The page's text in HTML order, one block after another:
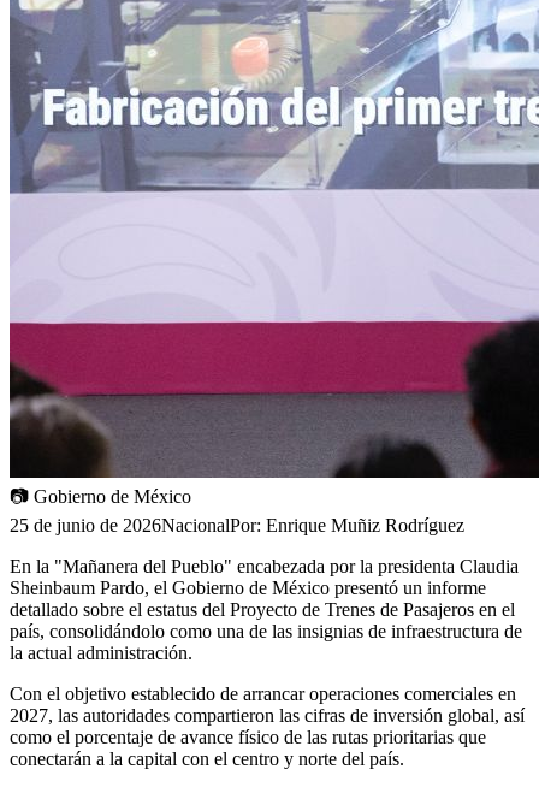
📷 Gobierno de México
25 de junio de 2026NacionalPor: Enrique Muñiz Rodríguez
En la "Mañanera del Pueblo" encabezada por la presidenta Claudia
Sheinbaum Pardo, el Gobierno de México presentó un informe
detallado sobre el estatus del Proyecto de Trenes de Pasajeros en el
país, consolidándolo como una de las insignias de infraestructura de
la actual administración.
​Con el objetivo establecido de arrancar operaciones comerciales en
2027, las autoridades compartieron las cifras de inversión global, así
como el porcentaje de avance físico de las rutas prioritarias que
conectarán a la capital con el centro y norte del país.